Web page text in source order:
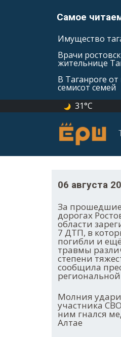
Самое
Имущество
Врачи
жительнице
В Таганроге
семисот семей
31°C
06 августа
За прошедшие
дорогах
области
7 ДТП, в
погибли и
травмы
степени
сообщила
Молния
участника
ним гнался
Алтае